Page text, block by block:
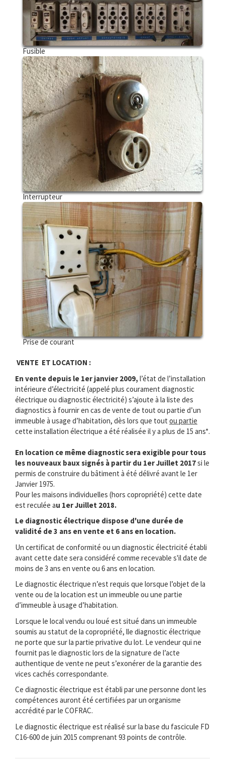
Fusible
Interrupteur
Prise de courant
VENTE ET LOCATION :
En vente depuis le 1er janvier 2009, l’état de l’installation
intérieure d’électricité (appelé plus courament diagnostic
électrique ou diagnostic électricité) s’ajoute à la liste des
diagnostics à fournir en cas de vente de tout ou partie d’un
immeuble à usage d’habitation, dès lors que tout ou partie
cette installation électrique a été réalisée il y a plus de 15 ans*.
En location ce même diagnostic sera exigible pour tous
les nouveaux baux signés à partir du 1er Juillet 2017si le
permis de construire du bâtiment à été délivré avant le 1er
Janvier 1975.
Pour les maisons individuelles (hors copropriété) cette date
est reculée au 1er Juillet 2018.
Le diagnostic électrique dispose d'une durée de
validité de 3 ans en vente et 6 ans en location.
Un certificat de conformité ou un diagnostic électricité établi
avant cette date sera considéré comme recevable s'il date de
moins de 3 ans en vente ou 6 ans en location.
Le diagnostic électrique n’est requis que lorsque l’objet de la
vente ou de la location est un immeuble ou une partie
d’immeuble à usage d’habitation.
Lorsque le local vendu ou loué est situé dans un immeuble
soumis au statut de la copropriété, lle diagnostic électrique
ne porte que sur la partie privative du lot. Le vendeur qui ne
fournit pas le diagnostic lors de la signature de l’acte
authentique de vente ne peut s’exonérer de la garantie des
vices cachés correspondante.
Ce diagnostic électrique est établi par une personne dont les
compétences auront été certifiées par un organisme
accrédité par le COFRAC.
Le diagnostic électrique est réalisé sur la base du fascicule FD
C16-600 de juin 2015 comprenant 93 points de contrôle.